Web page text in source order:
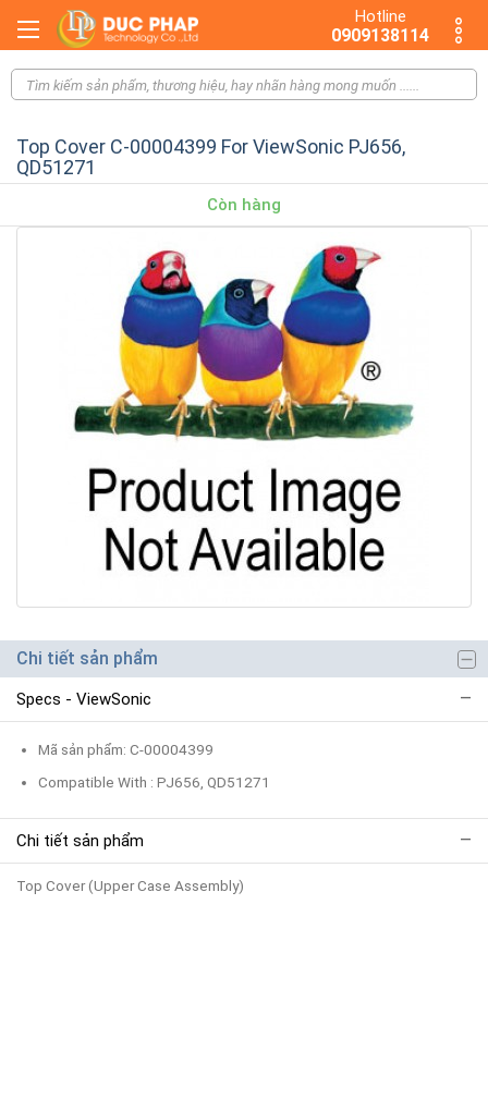
Hotline
0909138114
Top Cover C-00004399 For ViewSonic PJ656,
QD51271
Còn hàng
Chi tiết sản phẩm
Specs - ViewSonic
Mã sản phẩm: C-00004399
Compatible With : PJ656, QD51271
Chi tiết sản phẩm
Top Cover (Upper Case Assembly)